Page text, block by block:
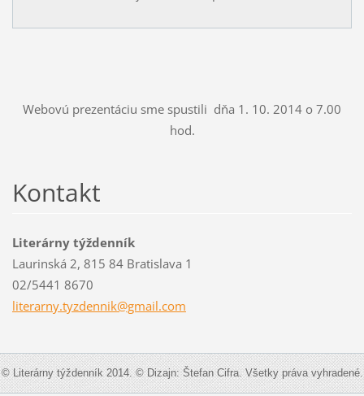
Webovú prezentáciu sme spustili dňa 1. 10. 2014 o 7.00
hod.
Kontakt
Literárny týždenník
Laurinská 2, 815 84 Bratislava 1
02/5441 8670
literarny.tyzdennik@gmail.com
© Literárny týždenník 2014. © Dizajn: Štefan Cifra. Všetky práva vyhradené.